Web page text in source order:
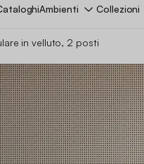
Ambienti Collezioni
in velluto, 2 posti